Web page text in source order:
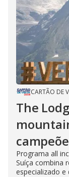
CARTÃO DE
The
Programa all
Suíça combina
especializado e